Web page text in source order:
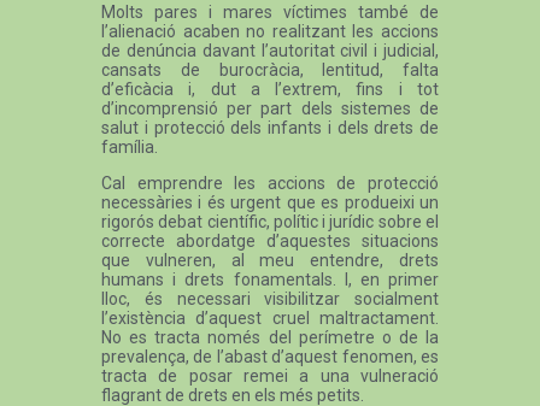
Molts pares i mares víctimes també de
l’alienació acaben no realitzant les accions
de denúncia davant l’autoritat civil i judicial,
cansats de burocràcia, lentitud, falta
d’eficàcia i, dut a l’extrem, fins i tot
d’incomprensió per part dels sistemes de
salut i protecció dels infants i dels drets de
família.
Cal emprendre les accions de protecció
necessàries i és urgent que es produeixi un
rigorós debat científic, polític i jurídic sobre el
correcte abordatge d’aquestes situacions
que vulneren, al meu entendre, drets
humans i drets fonamentals. I, en primer
lloc, és necessari visibilitzar socialment
l’existència d’aquest cruel maltractament.
No es tracta només del perímetre o de la
prevalença, de l’abast d’aquest fenomen, es
tracta de posar remei a una vulneració
flagrant de drets en els més petits.